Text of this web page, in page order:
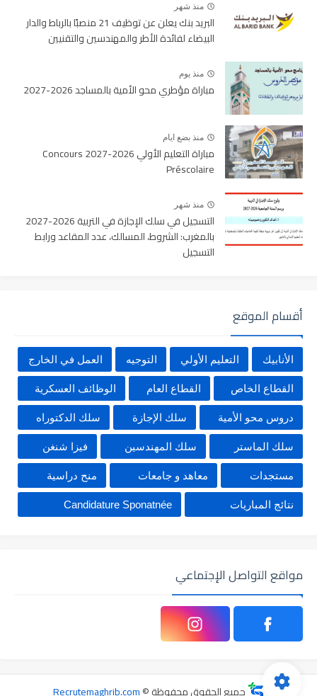
منذ شهر
البريد بنك يعلن عن توظيف 21 منصبًا بالرباط والدار
البيضاء لفائدة الأطر والمهندسين والتقنيين
منذ يوم
مباراة مؤطري محو الأمية بالمساجد 2026-2027
منذ بضع ايام
مباراة التعليم الأولي 2026-2027 Concours
Préscolaire
منذ شهر
التسجيل في سلك الإجازة في التربية 2026-2027
بالمغرب: الشروط، المسالك، عدد المقاعد ورابط
التسجيل
أقسام الموقع
الأنابيك التعليم الأولي التوجيه العمل في الخارج
القطاع الخاص القطاع العام الوظائف العسكرية
دروس محو الأمية سلك الإجازة سلك الدكتوراه
سلك الماستر سلك المهندسين فيزا شنغن
مستجدات معاهد و جامعات منح دراسية
نتائج المباريات Candidature Sponatnée
مواقع التواصل الإجتماعي
جميع الحقوق محفوظة ©Recrutemaghrib.com